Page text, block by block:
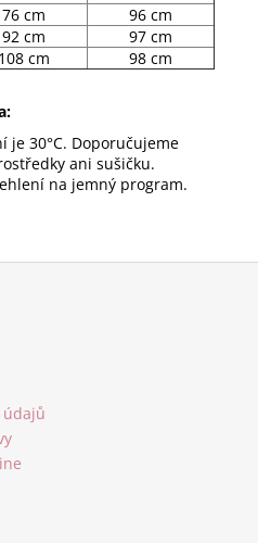
76 cm
96 cm
92 cm
97 cm
108 cm 98 cm
je 30°C. Doporučujeme
ani sušičku.
na jemný program.
údajů